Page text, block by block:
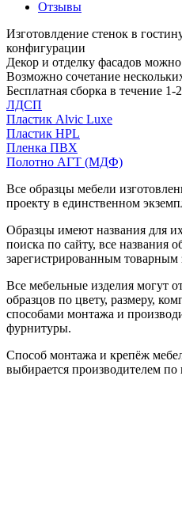
Отзывы
Изготовлдение стенок в
конфигурации
Декор и отделку фасадов
Возможно сочетание
Бесплатная сборка в течение 1-
ЛДСП
Пластик Alvic Luxe
Пластик HPL
Пленка ПВХ
Полотно АГТ (МДФ)
Все образцы мебели
проекту в единственном
Образцы имеют названия для
поиска по сайту, все названия
зарегистрированным товарным
Все мебельные изделия могут
образцов по цвету, размеру,
способами монтажа и
фурнитуры.
Способ монтажа и крепёж
выбирается производителем